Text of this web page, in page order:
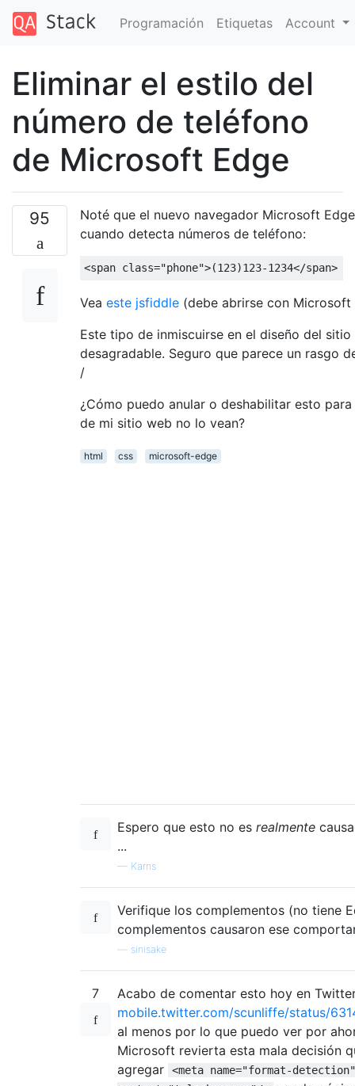
Programación Etiquetas Account
Eliminar el estilo del
número de teléfono
de Microsoft Edge
95
Noté que el nuevo navegador Microsoft
cuando detecta números de teléfono:
<span class="phone">(123)123-1234</span>
Vea este jsfiddle (debe abrirse con Microsoft
Este tipo de inmiscuirse en el diseño del
desagradable. Seguro que parece un rasgo
/
¿Cómo puedo anular o deshabilitar esto
de mi sitio web no lo vean?
html css microsoft-edge
Espero que esto no es realmente
...
— Karns
Verifique los complementos (no tiene
complementos causaron ese
sinisake
7
Acabo de comentar esto hoy en
mobile.twitter.com/scunliffe/status/
al menos por lo que puedo ver por
Microsoft revierta esta mala decisión
agregar
<meta name="format-detection"